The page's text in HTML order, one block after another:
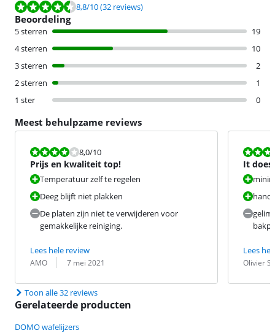
Beoordeling is 8,8 van de 10, gebaseerd op 32 reviews.
8,8/10(32 reviews)
Beoordeling
5 sterren
19
4 sterren
10
3 sterren
2
2 sterren
1
1 ster
0
Meest behulpzame reviews
Beoordeling is 8,0 van de 10.
8,0/10
Prijs en kwaliteit top!
Temperatuur zelf te regelen
Deeg blijft niet plakken
De platen zijn niet te verwijderen voor
gemakkelijke reiniging.
Lees hele review
Beoordeling door:
AMO
Datum: 7 mei 2021
It
Lees
Olivier
Datum:
Toon alle 32 reviews
Gerelateerde producten
DOMO wafelijzers